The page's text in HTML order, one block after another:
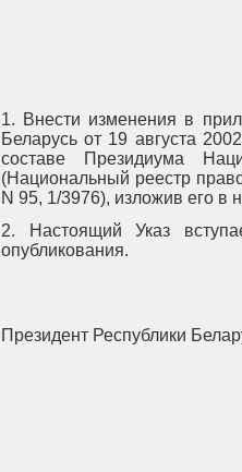
1. Внести изменения в
Беларусь от 19 августа
составе Президиума
(Национальный реестр
N 95, 1/3976), изложив его в
2. Настоящий Указ
опубликования.
Президент Республики